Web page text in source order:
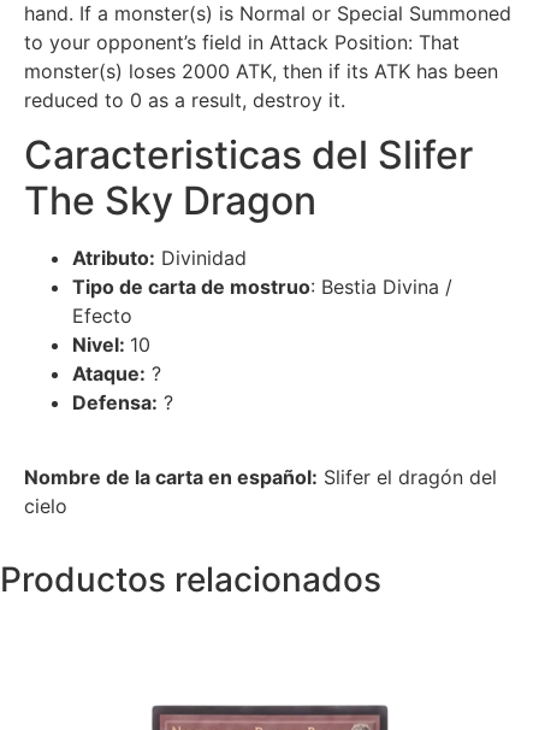
hand. If a monster(s) is Normal or Special Summoned
to your opponent’s field in Attack Position: That
monster(s) loses 2000 ATK, then if its ATK has been
reduced to 0 as a result, destroy it.
Caracteristicas del Slifer
The Sky Dragon
Atributo: Divinidad
Tipo de carta de mostruo: Bestia Divina /
Efecto
Nivel: 10
Ataque: ?
Defensa: ?
Nombre de la carta en español: Slifer el dragón del
cielo
Productos relacionados